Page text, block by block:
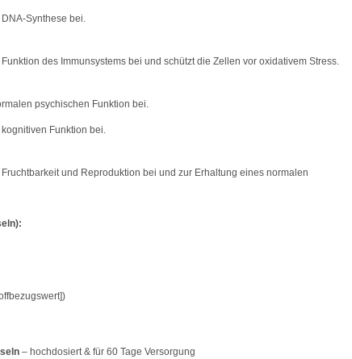
Synthese bei.
des Immunsystems bei und schützt die Zellen vor oxidativem Stress.
psychischen Funktion bei.
Funktion bei.
und Reproduktion bei und zur Erhaltung eines normalen
– hochdosiert & für 60 Tage Versorgung